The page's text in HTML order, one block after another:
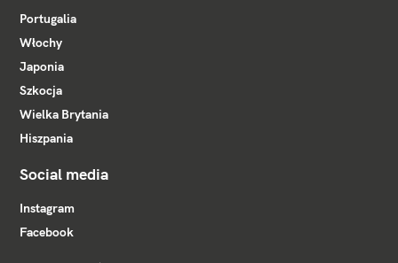
Portugalia
Włochy
Japonia
Szkocja
Wielka Brytania
Hiszpania
Social media
Instagram
Facebook